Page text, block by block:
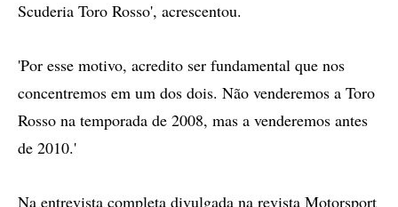
Scuderia Toro Rosso', acrescentou.
'Por esse motivo, acredito ser fundamental que nos
concentremos em um dos dois. Não venderemos a Toro
Rosso na temporada de 2008, mas a venderemos antes
de 2010.'
Na entrevista completa divulgada na revista Motorsport